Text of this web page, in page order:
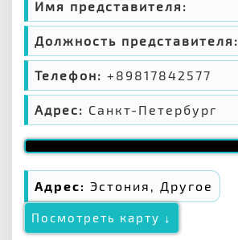
Имя представителя:
Должность представителя:
Телефон: +89817842577
Адрес: Санкт-Петербург
Адрес: Эстония, Другое
Посмотреть карту ↓